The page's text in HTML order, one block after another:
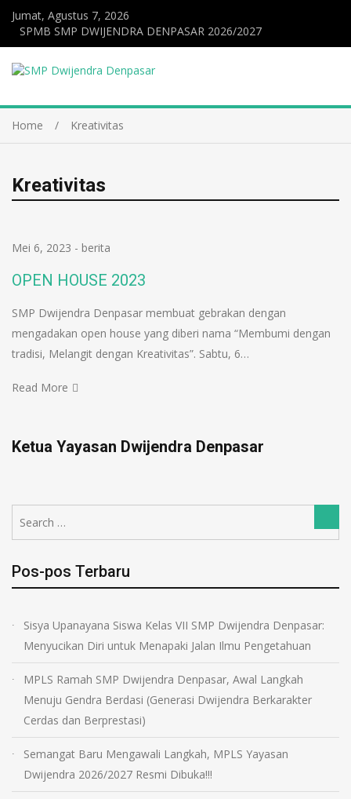
Jumat, Agustus 7, 2026
SPMB SMP DWIJENDRA DENPASAR 2026/2027
Home Kreativitas
Kreativitas
Mei 6, 2023 - berita
OPEN HOUSE 2023
SMP Dwijendra Denpasar membuat gebrakan dengan
mengadakan open house yang diberi nama “Membumi dengan
tradisi, Melangit dengan Kreativitas”. Sabtu, 6…
Read More
Ketua Yayasan Dwijendra Denpasar
for:
Pos-pos Terbaru
Sisya Upanayana Siswa Kelas VII SMP Dwijendra Denpasar:
Menyucikan Diri untuk Menapaki Jalan Ilmu Pengetahuan
MPLS Ramah SMP Dwijendra Denpasar, Awal Langkah
Menuju Gendra Berdasi (Generasi Dwijendra Berkarakter
Cerdas dan Berprestasi)
Semangat Baru Mengawali Langkah, MPLS Yayasan
Dwijendra 2026/2027 Resmi Dibuka!!!